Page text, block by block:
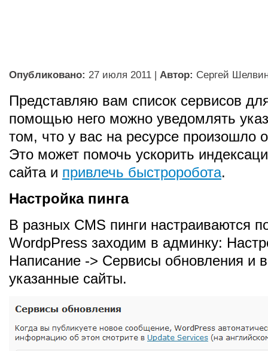
Опубликовано: 27 июля 2011 | Автор: Сергей
Представляю вам список сервисов
помощью него можно уведомлять
том, что у вас на ресурсе произошло
Это может помочь ускорить
сайта и привлечь быстроробота.
Настройка пинга
В разных CMS пинги настраиваются
WordpPress заходим в админку:
Написание -> Сервисы обновления и
указанные сайты.